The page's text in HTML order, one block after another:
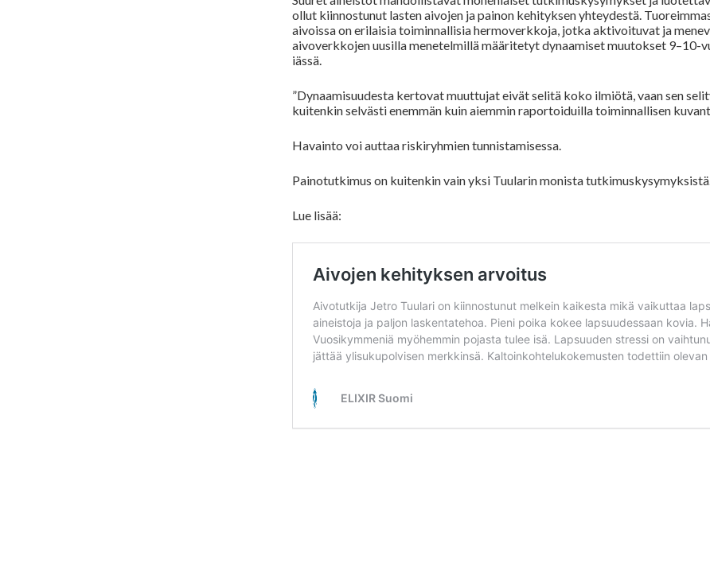
ollut kiinnostunut lasten aivojen ja painon kehityksen yhteydestä.
aivoissa on erilaisia toiminnallisia hermoverkkoja, jotka aktivoituvat ja
aivoverkkojen uusilla menetelmillä määritetyt dynaamiset muutokset 9–10-
iässä.
”Dynaamisuudesta kertovat muuttujat eivät selitä koko ilmiötä, vaan sen
kuitenkin selvästi enemmän kuin aiemmin raportoiduilla toiminnallisen
Havainto voi auttaa riskiryhmien tunnistamisessa.
Painotutkimus on kuitenkin vain yksi Tuularin monista
Lue lisää: